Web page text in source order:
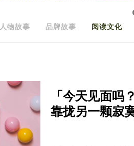
人物故事 品牌故事 阅读文化
「今天见面吗
靠拢另一颗寂